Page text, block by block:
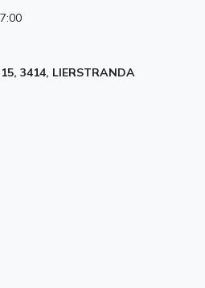
3414, LIERSTRANDA